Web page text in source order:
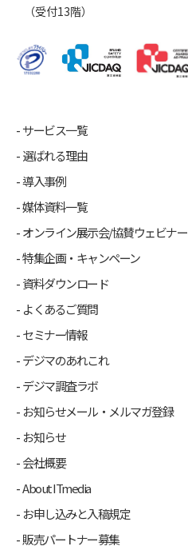
（受付13階）
サービス一覧
選ばれる理由
導入事例
媒体資料一覧
オンライン展示会/協賛ウェビナー
特集企画・キャンペーン
資料ダウンロード
よくあるご質問
セミナー情報
デジマのあれこれ
デジマ調査ラボ
お知らせメール・メルマガ登録
お知らせ
会社概要
About ITmedia
お申し込みと入稿規定
販売パートナー募集